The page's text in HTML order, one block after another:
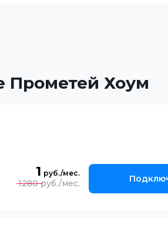
Прометей Хоум
1
1280